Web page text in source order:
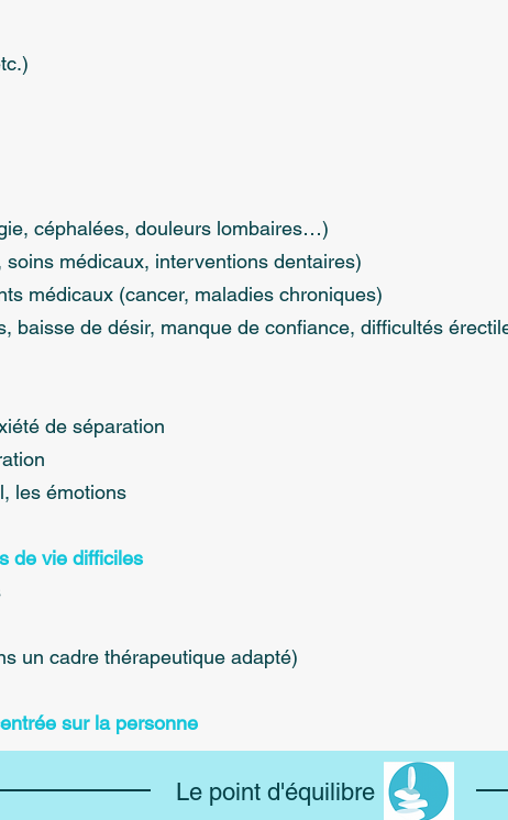
céphalées, douleurs lombaires…)
médicaux, interventions dentaires)
médicaux (cancer, maladies chroniques)
baisse de désir, manque de confiance, difficultés
de séparation
les émotions
de vie difficiles
un cadre thérapeutique adapté)
sur la personne
Le point d'équilibre